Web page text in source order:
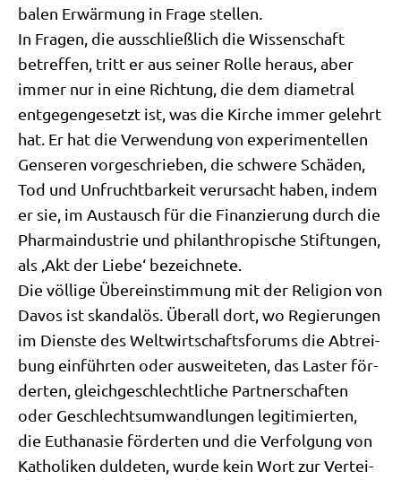
ba­len Erwär­mung in Fra­ge stel­len.
In Fra­gen, die aus­schließ­lich die Wis­sen­schaft
betref­fen, tritt er aus sei­ner Rol­le her­aus, aber
immer nur in eine Rich­tung, die dem dia­me­tral
ent­ge­gen­ge­setzt ist, was die Kir­che immer gelehrt
hat. Er hat die Ver­wen­dung von expe­ri­men­tel­len
Gen­se­ren vor­ge­schrie­ben, die schwe­re Schä­den,
Tod und Unfrucht­bar­keit ver­ur­sacht haben, indem
er sie, im Aus­tausch für die Finan­zie­rung durch die
Phar­ma­in­du­strie und phil­an­thro­pi­sche Stif­tun­gen,
als ‚Akt der Lie­be‘ bezeich­ne­te.
Die völ­li­ge Über­ein­stim­mung mit der Reli­gi­on von
Davos ist skan­da­lös. Über­all dort, wo Regie­run­gen
im Dien­ste des Welt­wirt­schafts­fo­rums die Abtrei­
bung ein­führ­ten oder aus­wei­te­ten, das Laster för­
der­ten, gleich­ge­schlecht­li­che Part­ner­schaf­ten
oder Geschlechts­um­wand­lun­gen legi­ti­mier­ten,
die Eutha­na­sie för­der­ten und die Ver­fol­gung von
Katho­li­ken dul­de­ten, wur­de kein Wort zur Ver­tei­